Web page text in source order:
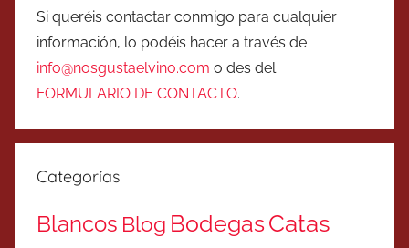
Si queréis contactar conmigo para cualquier
información, lo podéis hacer a través de
info@nosgustaelvino.com o des del
FORMULARIO DE CONTACTO.
Categorías
Blancos Blog BodegasCatas